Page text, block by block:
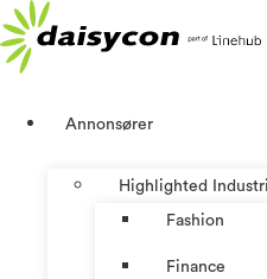
Skip
to
content
Annonsører
Highlighted
Fashion
Finance